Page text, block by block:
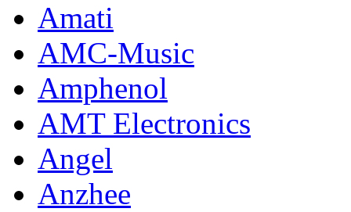
Amati
AMC-Music
Amphenol
AMT Electronics
Angel
Anzhee